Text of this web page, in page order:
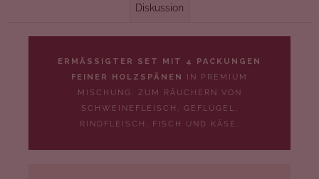
Diskussion
ERMÄSSIGTER SET MIT 4 PACKUNGEN
FEINER HOLZSPÄNEN
IN PREMIUM
MISCHUNG. ZUM RÄUCHERN VON
SCHWEINEFLEISCH, GEFLÜGEL,
RINDFLEISCH, FISCH UND KÄSE.